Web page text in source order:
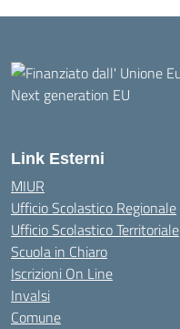
Link Esterni
MIUR
Ufficio Scolastico Regionale
Ufficio Scolastico Territoriale
Scuola in Chiaro
Iscrizioni On Line
Invalsi
Comune